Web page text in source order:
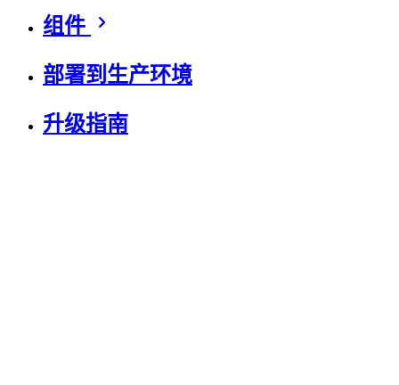
组件
部署到生产环境
升级指南